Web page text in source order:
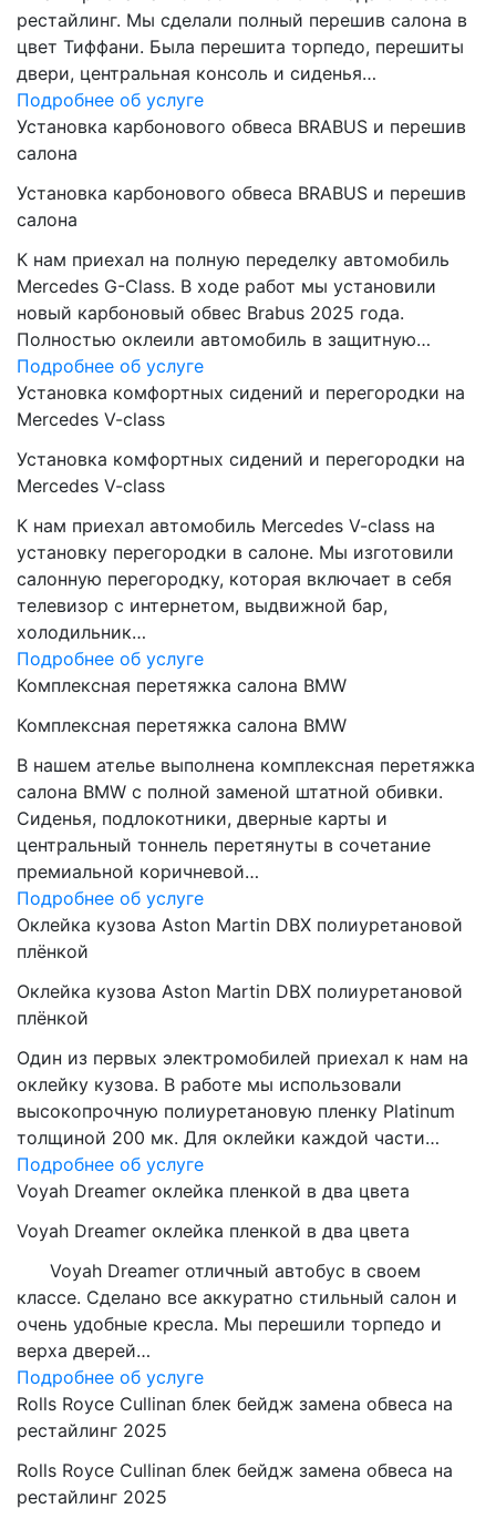
рестайлинг. Мы сделали полный перешив салона в
цвет Тиффани. Была перешита торпедо, перешиты
двери, центральная консоль и сиденья…
Подробнее об услуге
Установка карбонового обвеса BRABUS и перешив
салона
Установка карбонового обвеса BRABUS и перешив
салона
К нам приехал на полную переделку автомобиль
Mercedes G-Class. В ходе работ мы установили
новый карбоновый обвес Brabus 2025 года.
Полностью оклеили автомобиль в защитную…
Подробнее об услуге
Установка комфортных сидений и перегородки на
Mercedes V-class
Установка комфортных сидений и перегородки на
Mercedes V-class
К нам приехал автомобиль Mercedes V-class на
установку перегородки в салоне. Мы изготовили
салонную перегородку, которая включает в себя
телевизор с интернетом, выдвижной бар,
холодильник…
Подробнее об услуге
Комплексная перетяжка салона BMW
Комплексная перетяжка салона BMW
В нашем ателье выполнена комплексная перетяжка
салона BMW с полной заменой штатной обивки.
Сиденья, подлокотники, дверные карты и
центральный тоннель перетянуты в сочетание
премиальной коричневой…
Подробнее об услуге
Оклейка кузова Aston Martin DBX полиуретановой
плёнкой
Оклейка кузова Aston Martin DBX полиуретановой
плёнкой
Один из первых электромобилей приехал к нам на
оклейку кузова. В работе мы использовали
высокопрочную полиуретановую пленку Platinum
толщиной 200 мк. Для оклейки каждой части…
Подробнее об услуге
Voyah Dreamer оклейка пленкой в два цвета
Voyah Dreamer оклейка пленкой в два цвета
Voyah Dreamer отличный автобус в своем
классе. Сделано все аккуратно стильный салон и
очень удобные кресла. Мы перешили торпедо и
верха дверей…
Подробнее об услуге
Rolls Royce Cullinan блек бейдж замена обвеса на
рестайлинг 2025
Rolls Royce Cullinan блек бейдж замена обвеса на
рестайлинг 2025